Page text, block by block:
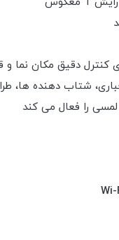
کنترل دقیق مکان
شتاب دهنده ها،
را فعال می کند